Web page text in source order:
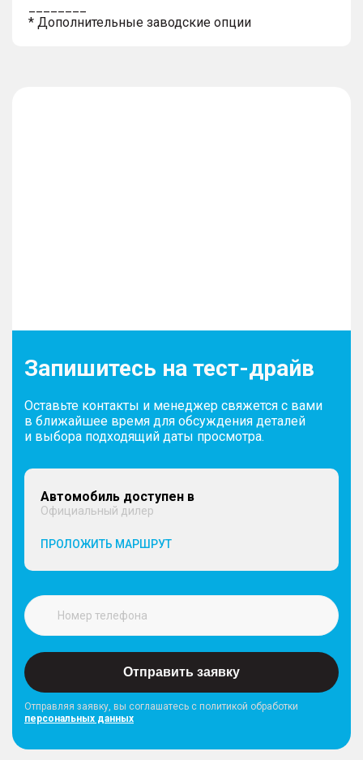
* Дополнительные заводские опции
Запишитесь на тест-драйв
Оставьте контакты и менеджер свяжется с вами
в ближайшее время для обсуждения деталей
и выбора подходящий даты просмотра.
Автомобиль доступен в
Официальный дилер
ПРОЛОЖИТЬ МАРШРУТ
Отправить заявку
Отправляя заявку, вы соглашатесь с политикой обработки
персональных данных